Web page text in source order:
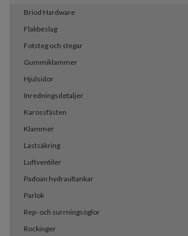
Briod Hardware
Flakbeslag
Fotsteg och stegar
Gummiklammer
Hjulsidor
Inredningsdetaljer
Karossfästen
Klammer
Lastsäkring
Luftventiler
Padoan hydraultankar
Parlok
Rep- och surrningsöglor
Rockinger